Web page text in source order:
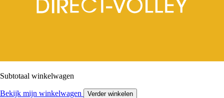
Subtotaal winkelwagen
Bekijk mijn winkelwagen Verder winkelen